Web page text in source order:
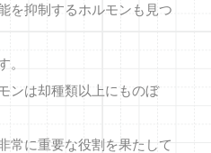
を抑制するホルモンも見つ
。
ンは却種類以上にものぼ
常に重要な役割を果たして